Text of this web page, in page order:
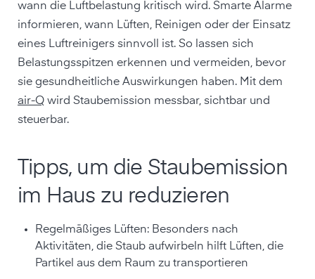
wann die Luftbelastung kritisch wird. Smarte Alarme
informieren, wann Lüften, Reinigen oder der Einsatz
eines Luftreinigers sinnvoll ist. So lassen sich
Belastungsspitzen erkennen und vermeiden, bevor
sie gesundheitliche Auswirkungen haben. Mit dem
air-Q wird Staubemission messbar, sichtbar und
steuerbar.
Tipps, um die Staubemission
im Haus zu reduzieren
Regelmäßiges Lüften: Besonders nach
Aktivitäten, die Staub aufwirbeln hilft Lüften, die
Partikel aus dem Raum zu transportieren